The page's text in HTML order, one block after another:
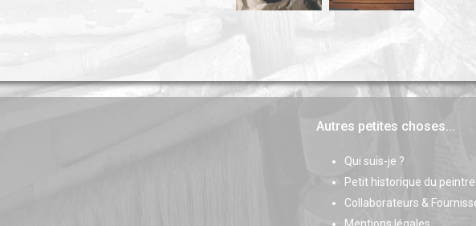
Autres petites choses...
Qui suis-je ?
Petit historique du
Collaborateurs &